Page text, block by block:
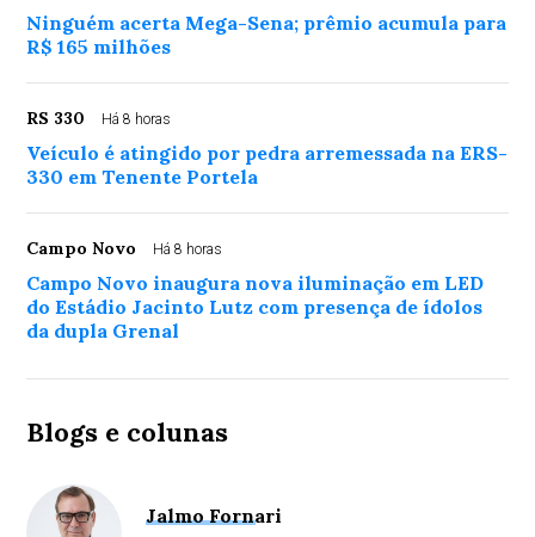
Ninguém acerta Mega-Sena; prêmio acumula para
R$ 165 milhões
RS 330 Há 8 horas
Veículo é atingido por pedra arremessada na ERS-
330 em Tenente Portela
Campo Novo Há 8 horas
Campo Novo inaugura nova iluminação em LED
do Estádio Jacinto Lutz com presença de ídolos
da dupla Grenal
Blogs e colunas
Jalmo Fornari